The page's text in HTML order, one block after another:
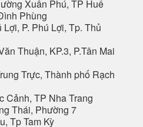
Xuân Phú, TP Huế
Phùng
P. Phú Lợi, Tp. Thủ
Thuận, KP.3, P.Tân Mai
Trực, Thành phố Rạch
Cảnh, TP Nha Trang
Thái, Phường 7
Tp Tam Kỳ